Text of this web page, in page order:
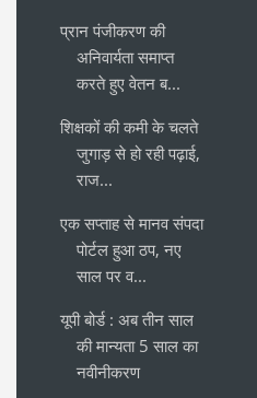
प्रान पंजीकरण की
अनिवार्यता समाप्त
करते हुए वेतन ब...
शिक्षकों की कमी के चलते
जुगाड़ से हो रही पढ़ाई,
राज...
एक सप्ताह से मानव संपदा
पोर्टल हुआ ठप, नए
साल पर व...
यूपी बोर्ड : अब तीन साल
की मान्यता 5 साल का
नवीनीकरण